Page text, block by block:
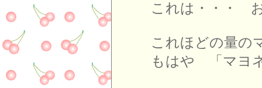
これは・・・
これほどの量の
もはや 「マヨ